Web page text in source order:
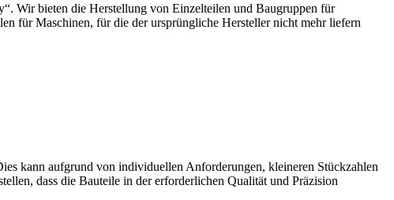
Wir bieten die Herstellung von Einzelteilen und Baugruppen für
für Maschinen, für die der ursprüngliche Hersteller nicht mehr liefern
kann aufgrund von individuellen Anforderungen, kleineren Stückzahlen
dass die Bauteile in der erforderlichen Qualität und Präzision